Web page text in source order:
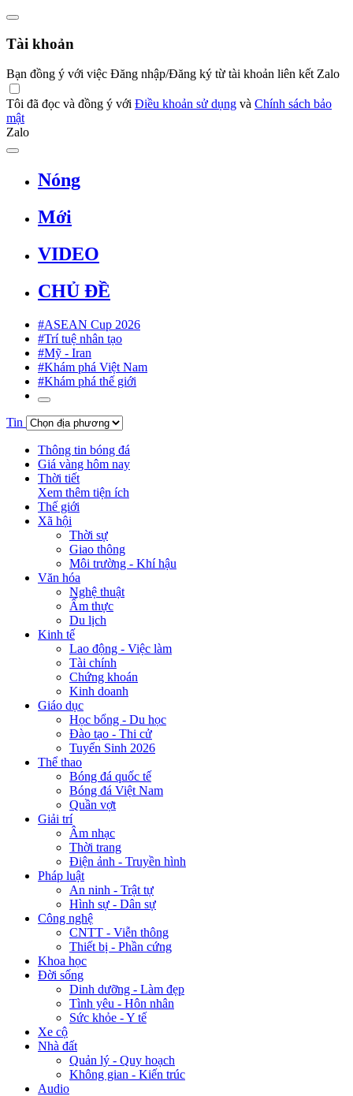
Tài khoản
Bạn đồng ý với việc Đăng nhập/Đăng ký từ tài khoản liên kết Zalo
Tôi đã đọc và đồng ý với Điều khoản sử dụng và Chính sách bảo
mật
Zalo
Nóng
Mới
VIDEO
CHỦ ĐỀ
#ASEAN Cup 2026
#Trí tuệ nhân tạo
#Mỹ - Iran
#Khám phá Việt Nam
#Khám phá thế giới
Tin
Thông tin bóng đá
Giá vàng hôm nay
Thời tiết
Xem thêm tiện ích
Thế giới
Xã hội
Thời sự
Giao thông
Môi trường - Khí hậu
Văn hóa
Nghệ thuật
Ẩm thực
Du lịch
Kinh tế
Lao động - Việc làm
Tài chính
Chứng khoán
Kinh doanh
Giáo dục
Học bổng - Du học
Đào tạo - Thi cử
Tuyển Sinh 2026
Thể thao
Bóng đá quốc tế
Bóng đá Việt Nam
Quần vợt
Giải trí
Âm nhạc
Thời trang
Điện ảnh - Truyền hình
Pháp luật
An ninh - Trật tự
Hình sự - Dân sự
Công nghệ
CNTT - Viễn thông
Thiết bị - Phần cứng
Khoa học
Đời sống
Dinh dưỡng - Làm đẹp
Tình yêu - Hôn nhân
Sức khỏe - Y tế
Xe cộ
Nhà đất
Quản lý - Quy hoạch
Không gian - Kiến trúc
Audio